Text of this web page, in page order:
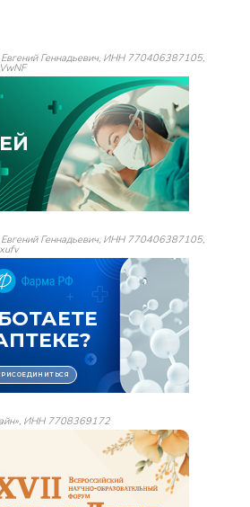
Геннадьевич, ИНН 770406387105,
Геннадьевич, ИНН 770406387105,
ИНН 7708369172